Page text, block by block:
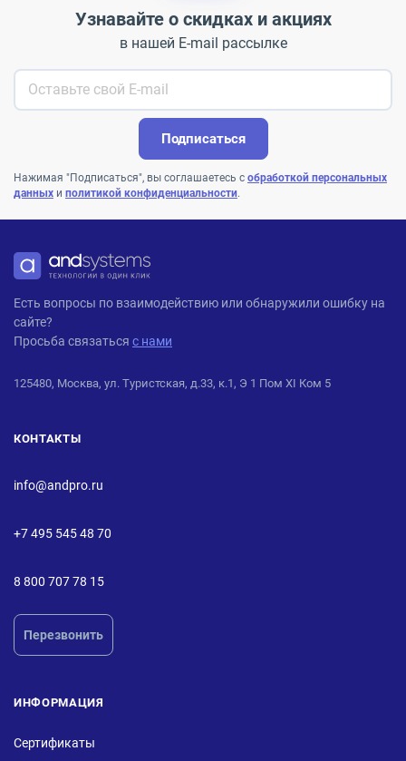
Узнавайте о скидках и акциях
в нашей E-mail рассылке
Подписаться
Нажимая "Подписаться", вы соглашаетесь с обработкой персональных
данных и политикой конфиденциальности.
ANDPRO
Есть вопросы по взаимодействию или обнаружили ошибку на
сайте?
Просьба связаться с нами
125480, Москва, ул. Туристская, д.33, к.1, Э 1 Пом XI Ком 5
КОНТАКТЫ
info@andpro.ru
+7 495 545 48 70
8 800 707 78 15
Перезвонить
ИНФОРМАЦИЯ
Сертификаты